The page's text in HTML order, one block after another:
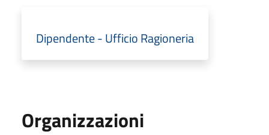
Dipendente - Ufficio Ragioneria
Organizzazioni